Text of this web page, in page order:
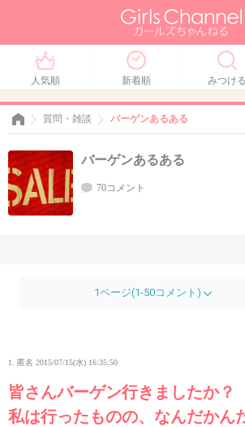
人気順 新着順 みつける
質問・雑談 バーゲンあるある
バーゲンあるある
70コメント
1ページ(1-50コメント)
1. 匿名 2015/07/15(水) 16:35:50
皆さんバーゲン行きましたか？
私は行ったものの、なんだかん